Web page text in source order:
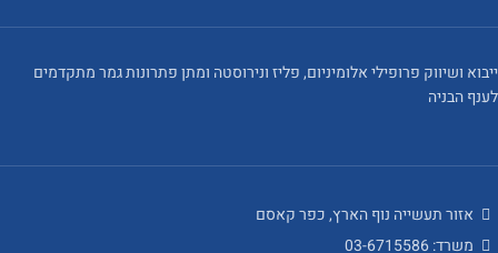
ייבוא ושיווק פרופילי אלומיניום, פליז ונירוסטה ומתן פתרונות גמר מתקדמים
לענף הבניה
אזור תעשייה נוף הארץ, כפר קאסם
משרד: 03-6715586